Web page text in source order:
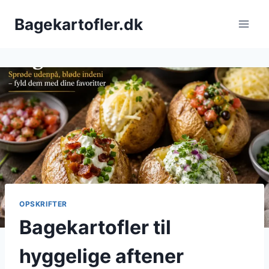
Bagekartofler.dk
OPSKRIFTER
Bagekartofler til
hyggelige aftener